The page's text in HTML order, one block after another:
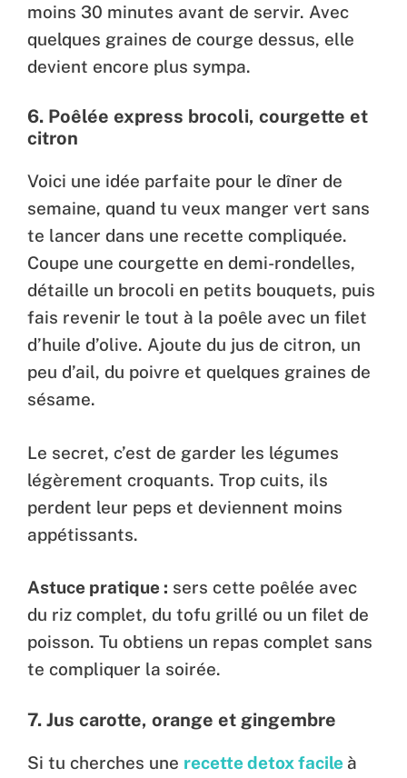
moins 30 minutes avant de servir. Avec
quelques graines de courge dessus, elle
devient encore plus sympa.
6. Poêlée express brocoli, courgette et
citron
Voici une idée parfaite pour le dîner de
semaine, quand tu veux manger vert sans
te lancer dans une recette compliquée.
Coupe une courgette en demi-rondelles,
détaille un brocoli en petits bouquets, puis
fais revenir le tout à la poêle avec un filet
d’huile d’olive. Ajoute du jus de citron, un
peu d’ail, du poivre et quelques graines de
sésame.
Le secret, c’est de garder les légumes
légèrement croquants. Trop cuits, ils
perdent leur peps et deviennent moins
appétissants.
Astuce pratique : sers cette poêlée avec
du riz complet, du tofu grillé ou un filet de
poisson. Tu obtiens un repas complet sans
te compliquer la soirée.
7. Jus carotte, orange et gingembre
Si tu cherches une recette detox facile à